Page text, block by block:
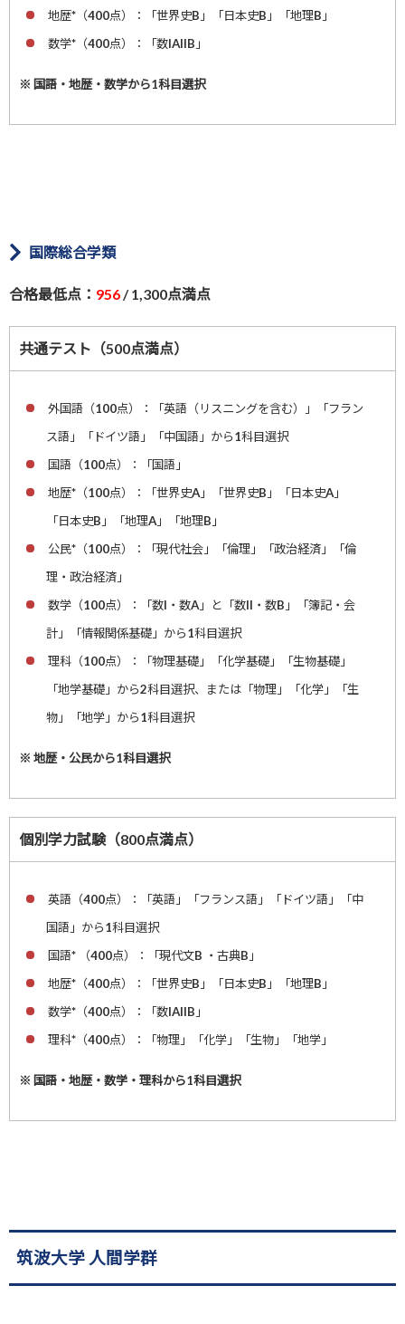
地歴*（400点）：「世界史B」「日本史B」「地理B」
数学*（400点）：「数IAIIB」
※ 国語・地歴・数学から1科目選択
国際総合学類
合格最低点： 956/ 1,300点満点
共通テスト（500点満点）
外国語（100点）：「英語（リスニングを含む）」「フラン
ス語」「ドイツ語」「中国語」から1科目選択
国語（100点）：「国語」
地歴*（100点）：「世界史A」「世界史B」「日本史A」
「日本史B」「地理A」「地理B」
公民*（100点）：「現代社会」「倫理」「政治経済」「倫
理・政治経済」
数学（100点）：「数I・数A」と「数II・数B」「簿記・会
計」「情報関係基礎」から1科目選択
理科（100点）：「物理基礎」「化学基礎」「生物基礎」
「地学基礎」から2科目選択、または「物理」「化学」「生
物」「地学」から1科目選択
※ 地歴・公民から1科目選択
個別学力試験（800点満点）
英語（400点）：「英語」「フランス語」「ドイツ語」「中
国語」から1科目選択
国語* （400点）：「現代文B ・古典B」
地歴*（400点）：「世界史B」「日本史B」「地理B」
数学*（400点）：「数IAIIB」
理科*（400点）：「物理」「化学」「生物」「地学」
※ 国語・地歴・数学・理科から1科目選択
筑波大学 人間学群